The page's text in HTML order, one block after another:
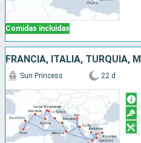
Comidas incluidas
Sun Princess 22 d